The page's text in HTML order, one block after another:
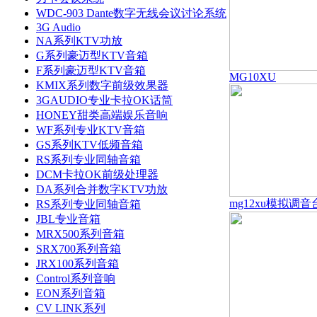
WDC-903 Dante数字无线会议讨论系统
3G Audio
NA系列KTV功放
G系列豪迈型KTV音箱
F系列豪迈型KTV音箱
KMIX系列数字前级效果器
3GAUDIO专业卡拉OK话筒
HONEY甜类高端娱乐音响
WF系列专业KTV音箱
GS系列KTV低频音箱
RS系列专业同轴音箱
DCM卡拉OK前级处理器
DA系列合并数字KTV功放
RS系列专业同轴音箱
JBL专业音箱
MRX500系列音箱
SRX700系列音箱
JRX100系列音箱
Control系列音响
EON系列音箱
CV LINK系列
MG10XU
mg12xu模拟调音